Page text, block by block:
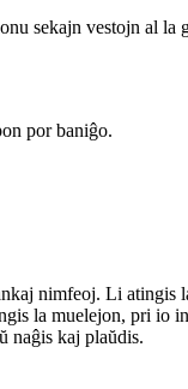
sekajn vestojn al la
por baniĝo.
nimfeoj. Li atingis
la muelejon, pri io
naĝis kaj plaŭdis.